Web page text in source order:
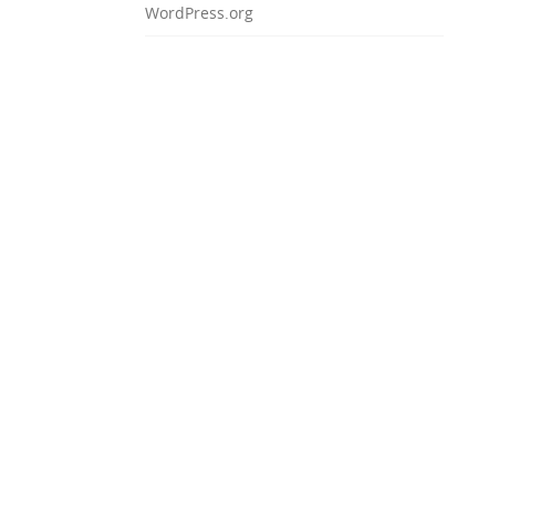
WordPress.org